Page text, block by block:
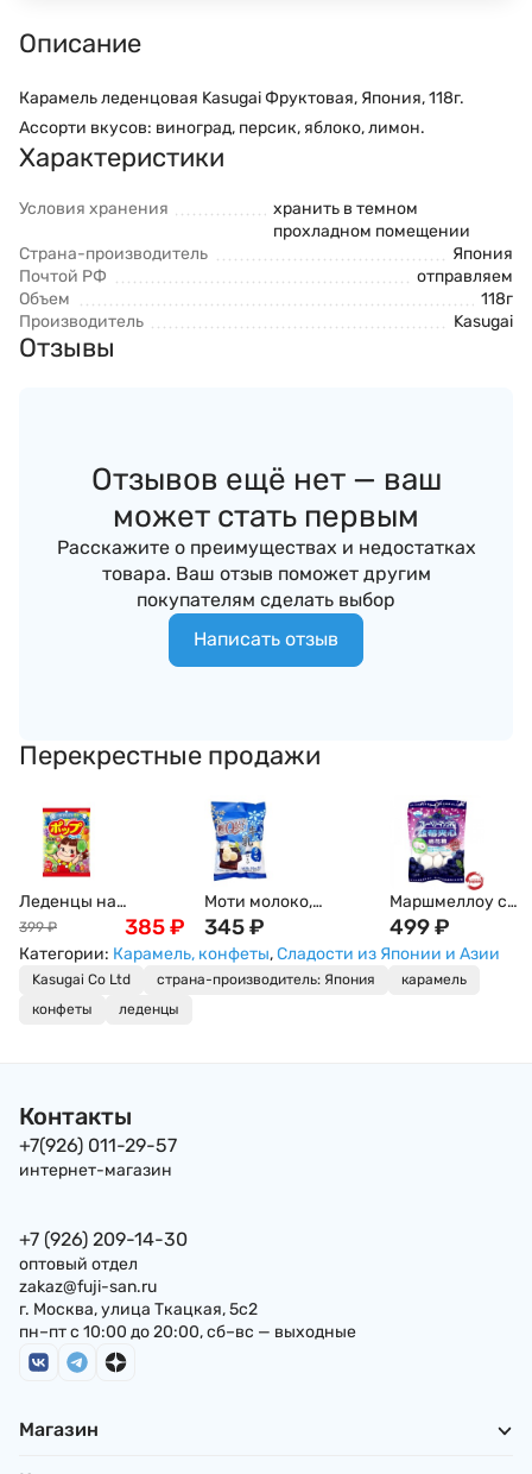
Описание
Карамель леденцовая Kasugai Фруктовая, Япония, 118г.
Ассорти вкусов: виноград, персик, яблоко, лимон.
Характеристики
Условия хранения
хранить в темном
прохладном помещении
Страна-производитель
Япония
Почтой РФ
отправляем
Объем
118г
Производитель
Kasugai
Отзывы
Отзывов ещё нет — ваш
может стать первым
Расскажите о преимуществах и недостатках
товара. Ваш отзыв поможет другим
покупателям сделать выбор
Написать отзыв
Перекрестные продажи
Леденцы на
палочке ассорти с
фруктовыми
вкусами Канди
Fujiya, 121,8 г,
Япония
399 ₽ 385₽
Моти молоко,
Дайфуку, 120гр
345₽
Маршмеллоу с
голубичной
начинкой
499₽
Категории: Карамель, конфеты,Сладости из Японии и Азии
Kasugai Co Ltd страна-производитель: Япония
карамель
конфеты
леденцы
Контакты
+7(926) 011-29-57
интернет-магазин
+7 (926) 209-14-30
оптовый отдел
zakaz@fuji-san.ru
г. Москва, улица Ткацкая, 5с2
пн–пт с 10:00 до 20:00, сб–вс — выходные
Магазин